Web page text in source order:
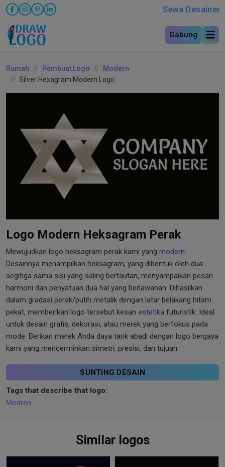
Sewa Desainer
Gabung
Rumah Pembuat Logo
Modern
Silver Hexagram Modern Logo
Logo Modern Heksagram Perak
Mewujudkan logo heksagram perak kami yang modern
Desainnya menampilkan heksagram, yang dibentuk oleh dua
segitiga sama sisi yang saling bertautan, menyampaikan pesan
harmoni dan penyatuan dua hal yang berlawanan. Dihasilkan
dalam gradasi perak/putih metalik dengan latar belakang hitam
pekat, memberikan logo tersebut kesan estetika futuristik. Ideal
untuk desain grafis, dekorasi, atau merek yang berfokus pada
mode. Berikan merek Anda daya tarik abadi dengan logo bergaya
kami yang mencerminkan simetri, presisi, dan tujuan.
SUNTING DESAIN
Tags that describe that logo:
Modren
Similar logos